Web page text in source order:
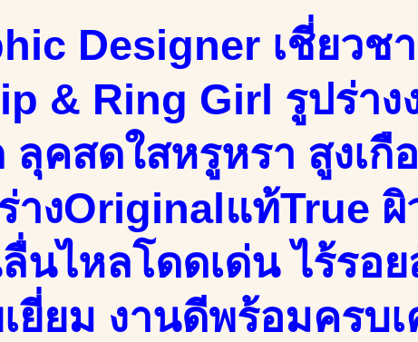
Designer เชี่ยวช
& Ring Girl รูปร่าง
ลุคสดใสหรูหรา สูงเกื
างOriginalแท้True
นไหลโดดเด่น ไร้รอ
ยี่ยม งานดีพร้อมครบเ